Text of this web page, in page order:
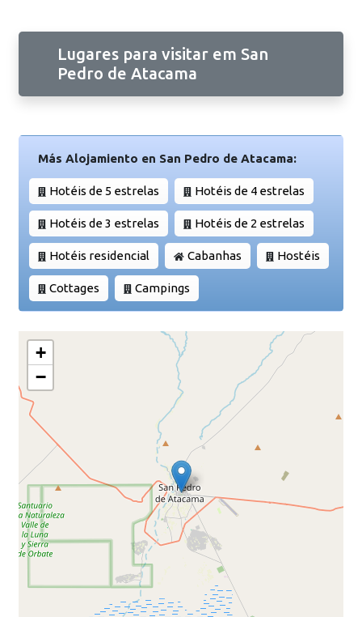
Lugares para visitar em San
Pedro de Atacama
Más Alojamiento en San Pedro de Atacama:
Hotéis de 5 estrelas Hotéis de 4 estrelas
Hotéis de 3 estrelas Hotéis de 2 estrelas
Hotéis residencial Cabanhas Hostéis
Cottages Campings
+
−